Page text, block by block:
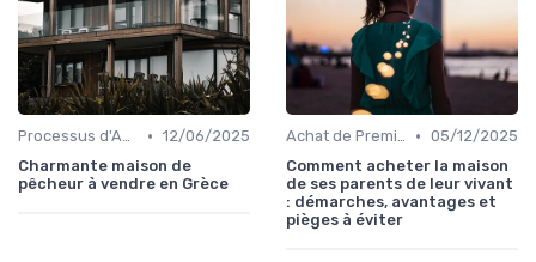
Processus d'Achat Immobilier • 12/06/2025
Charmante maison de
pêcheur à vendre en Grèce
Achat de Première Maison • 05/12/2025
Comment acheter la maison
de ses parents de leur vivant
: démarches, avantages et
pièges à éviter